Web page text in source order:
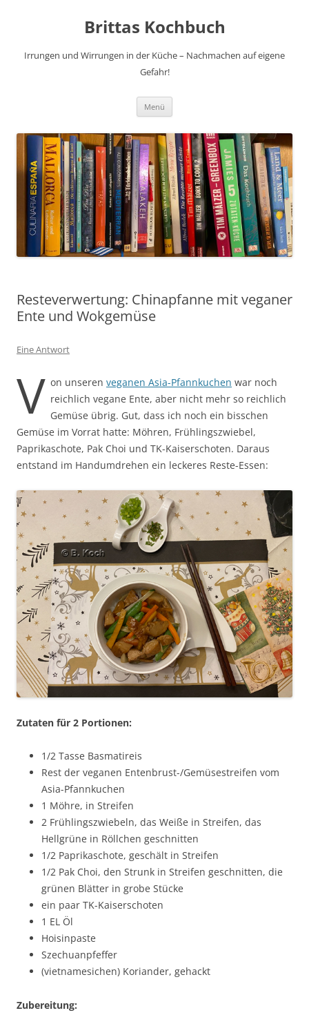
Brittas Kochbuch
Irrungen und Wirrungen in der Küche – Nachmachen auf eigene
Gefahr!
Menü
Resteverwertung: Chinapfanne mit veganer
Ente und Wokgemüse
Eine Antwort
V on unseren veganen Asia-Pfannkuchen war noch
reichlich vegane Ente, aber nicht mehr so reichlich
Gemüse übrig. Gut, dass ich noch ein bisschen
Gemüse im Vorrat hatte: Möhren, Frühlingszwiebel,
Paprikaschote, Pak Choi und TK-Kaiserschoten. Daraus
entstand im Handumdrehen ein leckeres Reste-Essen:
Zutaten für 2 Portionen:
1/2 Tasse Basmatireis
Rest der veganen Entenbrust-/Gemüsestreifen vom
Asia-Pfannkuchen
1 Möhre, in Streifen
2 Frühlingszwiebeln, das Weiße in Streifen, das
Hellgrüne in Röllchen geschnitten
1/2 Paprikaschote, geschält in Streifen
1/2 Pak Choi, den Strunk in Streifen geschnitten, die
grünen Blätter in grobe Stücke
ein paar TK-Kaiserschoten
1 EL Öl
Hoisinpaste
Szechuanpfeffer
(vietnamesichen) Koriander, gehackt
Zubereitung: